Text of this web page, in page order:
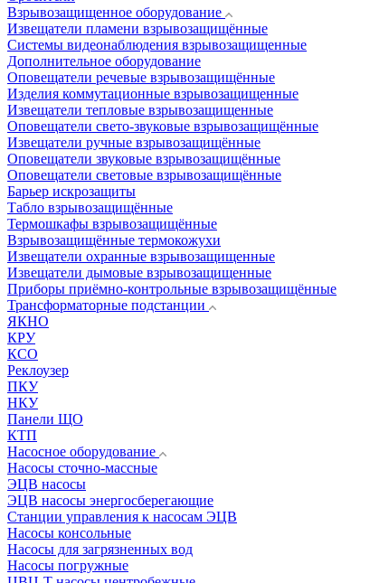
Взрывозащищенное оборудование
Извещатели пламени взрывозащищённые
Системы видеонаблюдения взрывозащищенные
Дополнительное оборудование
Оповещатели речевые взрывозащищённые
Изделия коммутационные взрывозащищенные
Извещатели тепловые взрывозащищенные
Оповещатели свето-звуковые взрывозащищённые
Извещатели ручные взрывозащищённые
Оповещатели звуковые взрывозащищённые
Оповещатели световые взрывозащищённые
Барьер искрозащиты
Табло взрывозащищённые
Термошкафы взрывозащищённые
Взрывозащищённые термокожухи
Извещатели охранные взрывозащищенные
Извещатели дымовые взрывозащищенные
Приборы приёмно-контрольные взрывозащищённые
Трансформаторные подстанции
ЯКНО
КРУ
КСО
Реклоузер
ПКУ
НКУ
Панели ЩО
КТП
Насосное оборудование
Насосы сточно-массные
ЭЦВ насосы
ЭЦВ насосы энергосберегающие
Станции управления к насосам ЭЦВ
Насосы консольные
Насосы для загрязненных вод
Насосы погружные